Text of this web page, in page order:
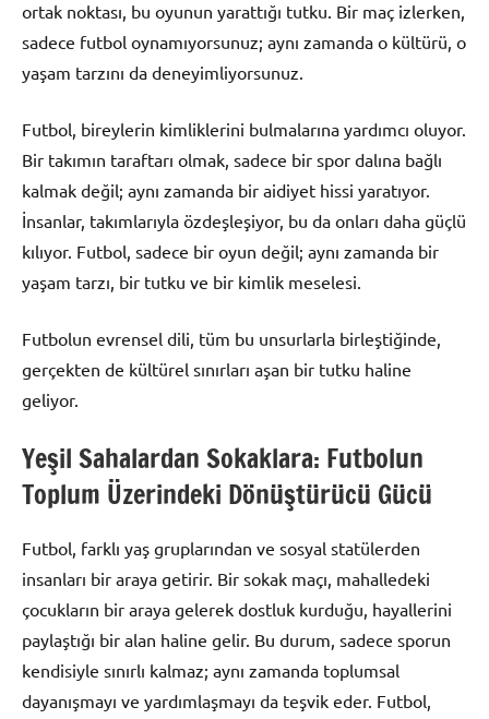
ortak noktası, bu oyunun yarattığı tutku. Bir maç izlerken,
sadece futbol oynamıyorsunuz; aynı zamanda o kültürü, o
yaşam tarzını da deneyimliyorsunuz.
Futbol, bireylerin kimliklerini bulmalarına yardımcı oluyor.
Bir takımın taraftarı olmak, sadece bir spor dalına bağlı
kalmak değil; aynı zamanda bir aidiyet hissi yaratıyor.
İnsanlar, takımlarıyla özdeşleşiyor, bu da onları daha güçlü
kılıyor. Futbol, sadece bir oyun değil; aynı zamanda bir
yaşam tarzı, bir tutku ve bir kimlik meselesi.
Futbolun evrensel dili, tüm bu unsurlarla birleştiğinde,
gerçekten de kültürel sınırları aşan bir tutku haline
geliyor.
Yeşil Sahalardan Sokaklara: Futbolun
Toplum Üzerindeki Dönüştürücü Gücü
Futbol, farklı yaş gruplarından ve sosyal statülerden
insanları bir araya getirir. Bir sokak maçı, mahalledeki
çocukların bir araya gelerek dostluk kurduğu, hayallerini
paylaştığı bir alan haline gelir. Bu durum, sadece sporun
kendisiyle sınırlı kalmaz; aynı zamanda toplumsal
dayanışmayı ve yardımlaşmayı da teşvik eder. Futbol,